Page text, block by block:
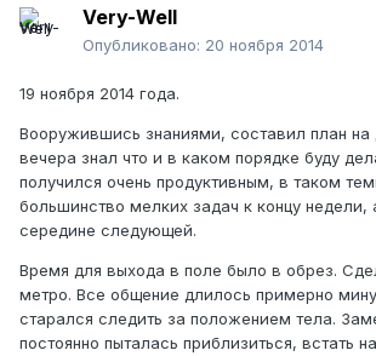
Very-Well
Опубликовано: 20 ноября 2014
19 ноября 2014 года.
Вооружившись знаниями, составил план на
вечера знал что и в каком порядке буду
получился очень продуктивным, в таком
большинство мелких задач к концу недели,
середине следующей.
Время для выхода в поле было в обрез.
метро. Все общение длилось примерно
старался следить за положением тела.
постоянно пыталась приблизиться, встать